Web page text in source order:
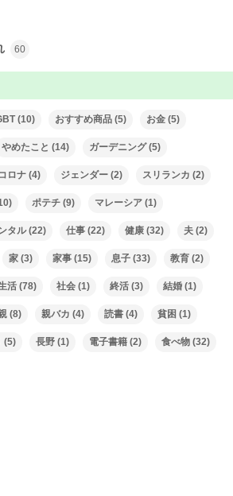
60
(10) おすすめ商品 (5) お金 (5)
やめたこと (14) ガーデニング(5)
コロナ (4) ジェンダー (2) スリランカ (2)
ポテチ (9) マレーシア (1)
タル(22) 仕事 (22) 健康 (32) 夫 (2)
家 (3) 家事 (15) 息子 (33) 教育 (2)
活 (78) 社会 (1) 終活 (3) 結婚 (1)
(8) 親バカ (4) 読書 (4) 貧困 (1)
(5) 長野 (1) 電子書籍 (2) 食べ物 (32)